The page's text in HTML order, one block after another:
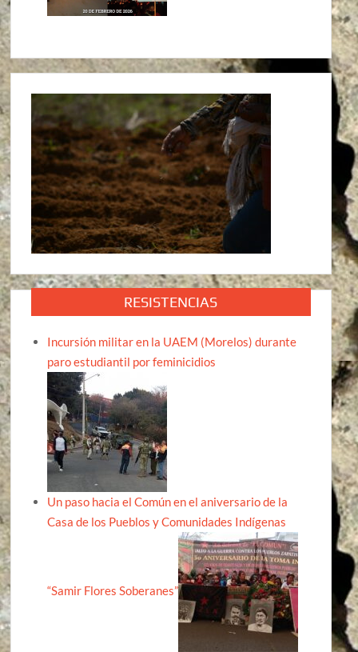
RESISTENCIAS
Incursión militar en la UAEM (Morelos) durante
paro estudiantil por feminicidios
Un paso hacia el Común en el aniversario de la
Casa de los Pueblos y Comunidades Indígenas
“Samir Flores Soberanes”